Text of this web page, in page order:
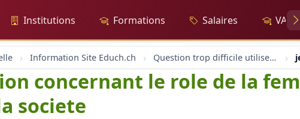
Institutions Formations Salaires VAE
Information Site Educh.ch Question trop difficile utilisez le moteur google
concernant le role de la
societe